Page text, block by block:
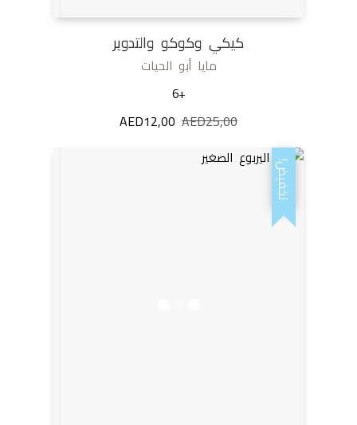
كيكي وكوكو والتدوير
مايا أبو الحيات
+6
AED25,00
السعرAED12,00
السعر
تخفيض!